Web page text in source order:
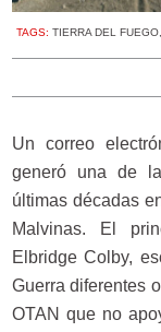
TAGS: TIERRA DEL FUEGO
Un correo
generó una de
últimas décadas
Malvinas. El
Elbridge Colby,
Guerra diferentes
OTAN que no